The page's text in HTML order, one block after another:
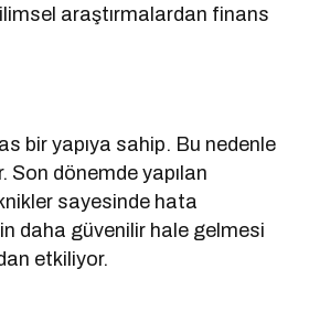
araştırmalardan finans
bir yapıya sahip. Bu nedenle
Son dönemde yapılan
sayesinde hata
daha güvenilir hale gelmesi
etkiliyor.